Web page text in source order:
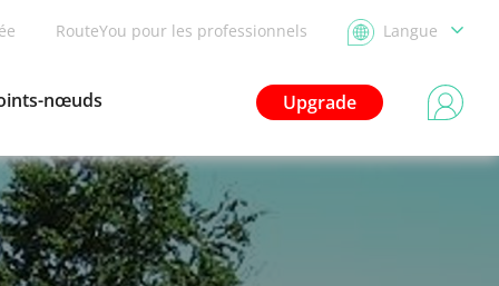
RouteYou pour les professionnels Langue
Upgrade
nœuds